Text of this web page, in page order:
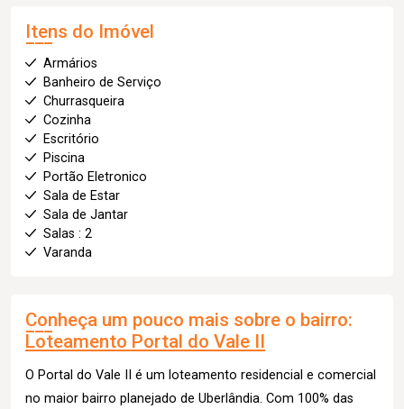
Itens do Imóvel
Armários
Banheiro de Serviço
Churrasqueira
Cozinha
Escritório
Piscina
Portão Eletronico
Sala de Estar
Sala de Jantar
Salas : 2
Varanda
Conheça um pouco mais sobre o bairro:
Loteamento Portal do Vale II
O Portal do Vale II é um loteamento residencial e comercial
no maior bairro planejado de Uberlândia. Com 100% das